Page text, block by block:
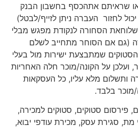
שראיתם אתהכסף בחשבון הבנק
לחזור העברה ניתן לזייף/לבטל)
הסחורה לנקודת מפגש מבלי
(גם אם הסוחר מתחייב לשלם
שמתבצעת ישירות מול בעלי
ועלכן על הקונה/מוכר חלה האחריות
ותשלום מלא עליו, כל העסקאות
מוכר בלבד.
פירסום סטוקים, סטוקים למכירה,
מת, סגירת עסק, מכירת עודפי יבוא,